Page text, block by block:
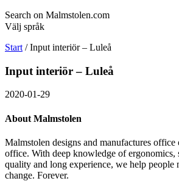
Search on Malmstolen.com
Välj språk
Start /Input interiör – Luleå
Input interiör – Luleå
2020-01-29
About Malmstolen
Malmstolen designs and manufactures office
office. With deep knowledge of ergonomics,
quality and long experience, we help people
change. Forever.